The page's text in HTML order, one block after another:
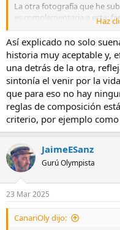
La otra fotografía que he
es complementaria a esta:
aparece con mucho tramo
Quizá tendría que haberlas
de la vida" o algo así, para
Por eso decía que los
interés que puede tener en
Haz
Así explicado no solo
historia muy aceptable y,
una detrás de la otra,
sintonía el venir por la
que para eso no hay
reglas de composición
criterio, por ejemplo como
JaimeESanz
Gurú Olympista
23 Mar 2025
CanariOly dijo: